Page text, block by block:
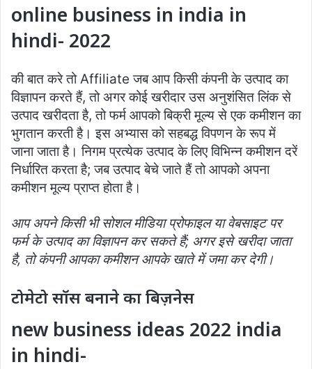
online business in india in
hindi- 2022
की बात करे तो Affiliate जब आप किसी कंपनी के उत्पाद का
विज्ञापन करते हैं, तो अगर कोई खरीदार उस अनुशंसित लिंक से
उत्पाद खरीदता है, तो फर्म आपको बिक्री मूल्य से एक कमीशन का
भुगतान करती है। इस अभ्यास को सहबद्ध विपणन के रूप में
जाना जाता है। निगम प्रत्येक उत्पाद के लिए विभिन्न कमीशन दरें
निर्धारित करता है; जब उत्पाद बेचे जाते हैं तो आपको अपना
कमीशन मूल्य प्राप्त होता है।
आप अपने किसी भी सोशल मीडिया प्रोफाइल या वेबसाइट पर
फर्म के उत्पाद का विज्ञापन कर सकते हैं; अगर इसे खरीदा जाता
है, तो कंपनी आपका कमीशन आपके खाते में जमा कर देगी।
टोमेटो सॉस बनाने का बिज़नेस
new business ideas 2022 india
in hindi-